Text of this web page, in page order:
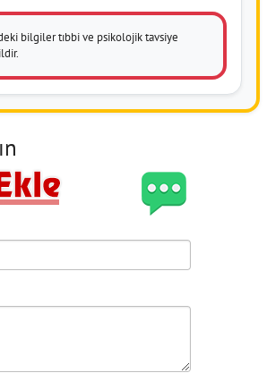
bilgiler tıbbi ve psikolojik tavsiye